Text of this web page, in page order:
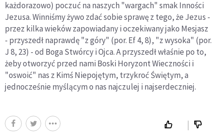
każdorazowo) poczuć na naszych "wargach" smak Inności
Jezusa. Winniśmy żywo zdać sobie sprawę z tego, że Jezus -
przez kilka wieków zapowiadany i oczekiwany jako Mesjasz
- przyszedł naprawdę "z góry" (por. Ef 4, 8), "z wysoka" (por.
J 8, 23) - od Boga Stwórcy i Ojca. A przyszedł właśnie po to,
żeby otworzyć przed nami Boski Horyzont Wieczności i
"oswoić" nas z Kimś Niepojętym, trzykroć Świętym, a
jednocześnie myślącym o nas najczulej i najserdeczniej.